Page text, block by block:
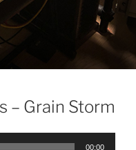
– Grain Storm
00:00